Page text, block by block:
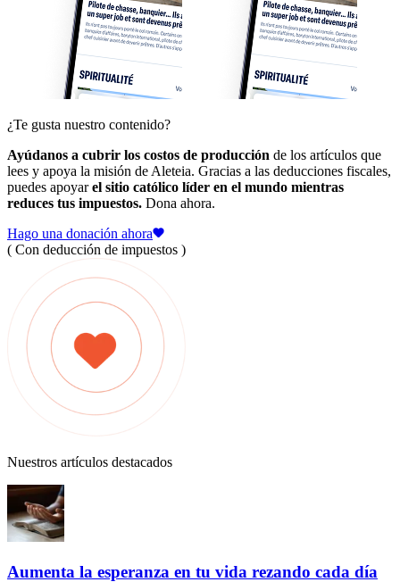
¿Te gusta nuestro contenido?
Ayúdanos a cubrir los costos de producción de los artículos que
lees y apoya la misión de Aleteia. Gracias a las deducciones fiscales,
puedes apoyarel sitio católico líder en el mundo mientras
reduces tus impuestos. Dona ahora.
Hago una donación ahora
( Con deducción de impuestos )
Nuestros artículos destacados
Aumenta la esperanza en tu vida rezando cada día